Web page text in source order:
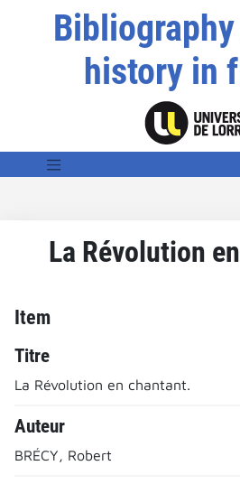
history in
La Révolution
Item
Titre
La Révolution en chantant.
Auteur
BRÉCY, Robert